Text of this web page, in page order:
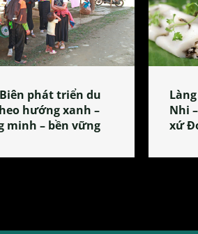
phát triển du
hướng xanh –
minh – bền vững
Nhi
xứ